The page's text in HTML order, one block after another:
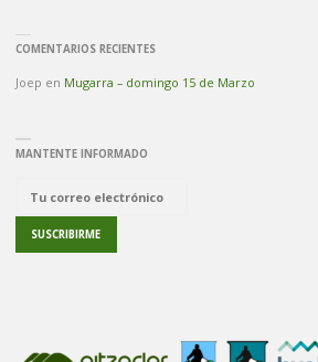
COMENTARIOS RECIENTES
Joep en Mugarra – domingo 15 de Marzo
MANTENTE INFORMADO